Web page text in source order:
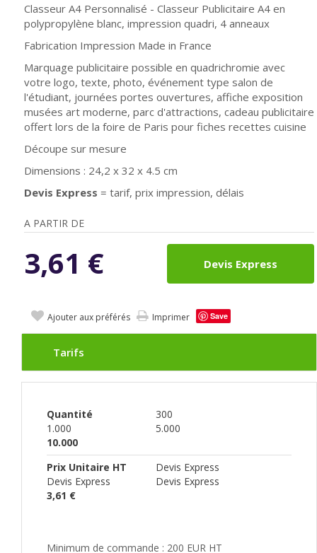
Classeur A4 Personnalisé - Classeur Publicitaire A4 en
polypropylène blanc, impression quadri, 4 anneaux
Fabrication Impression Made in France
Marquage publicitaire possible en quadrichromie avec
votre logo, texte, photo, événement type salon de
l'étudiant, journées portes ouvertures, affiche exposition
musées art moderne, parc d'attractions, cadeau publicitaire
offert lors de la foire de Paris pour fiches recettes cuisine
Découpe sur mesure
Dimensions : 24,2 x 32 x 4.5 cm
Devis Express = tarif, prix impression, délais
A PARTIR DE
3,61 € Devis Express
Ajouter aux préférés Imprimer Save
Tarifs
Quantité
300
1.000
5.000
10.000
Prix Unitaire HT
Devis Express
Devis Express
Devis Express
3,61 €
Minimum de commande : 200 EUR HT